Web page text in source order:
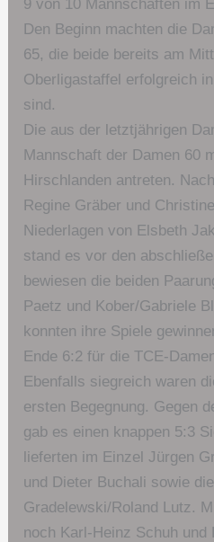
9 von 10 Mannschaften im
Den Beginn machten die
65, die beide bereits am
Oberligastaffel erfolgreich
sind.
Die aus der letztjährigen
Mannschaft der Damen 60
Hirschlanden antreten.
Regine Gräber und
Niederlagen von Elsbeth
stand es vor den
bewiesen die beiden
Paetz und Kober/Gabriele
konnten ihre Spiele
Ende 6:2 für die TCE-
Ebenfalls siegreich waren
ersten Begegnung. Gegen
gab es einen knappen 5:3
lieferten im Einzel Jürgen
und Dieter Buchali sowie
Gradelewski/Roland Lutz.
noch Karl-Heinz Schuh und